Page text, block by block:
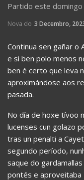
Partido este
Nova do 3 Decembro,
Continua sen gañar o
e si ben polo menos
ben é certo que leva
aproximándose aos
pasada.
No día de hoxe tívoo
lucenses cun golazo
tras un penalti a
segundo período,
saque do
pontés e aproveitaba